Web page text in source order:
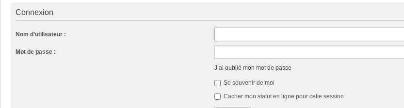
Connexion
Nom d’utilisateur :
Mot de passe :
J’ai oublié mon mot de passe
Se souvenir de moi
Cacher mon statut en ligne pour cette session